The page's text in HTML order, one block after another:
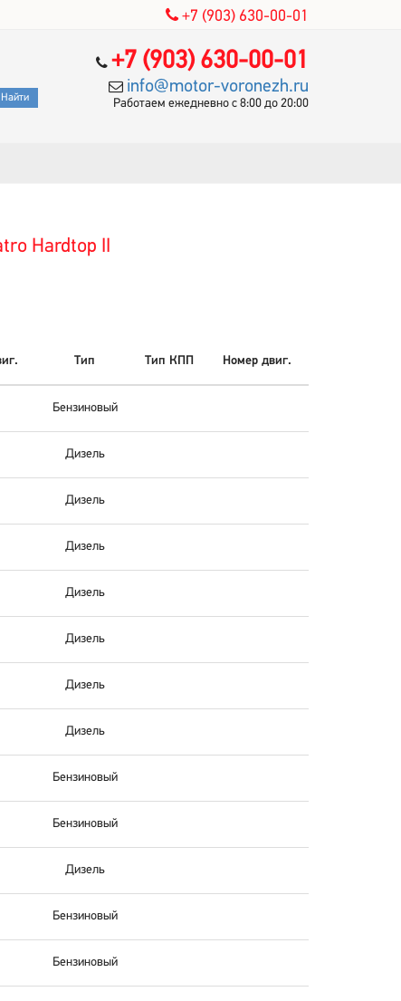
+7 (903) 630-00-01
+7 (903) 630-00-01
info@motor-voronezh.ru
Работаем ежедневно с 8:00 до 20:00
Hardtop II
Тип Тип КПП Номер двиг.
Бензиновый
Дизель
Дизель
Дизель
Дизель
Дизель
Дизель
Дизель
Бензиновый
Бензиновый
Дизель
Бензиновый
Бензиновый